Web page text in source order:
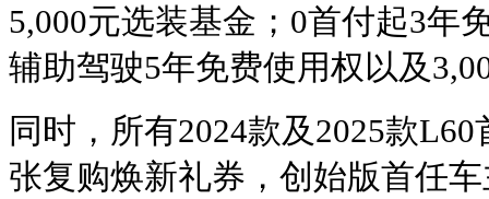
5,000元选装基金；0首付起3年
辅助驾驶5年免费使用权以及
同时，所有2024款及2025款
张复购焕新礼券，创始版首任